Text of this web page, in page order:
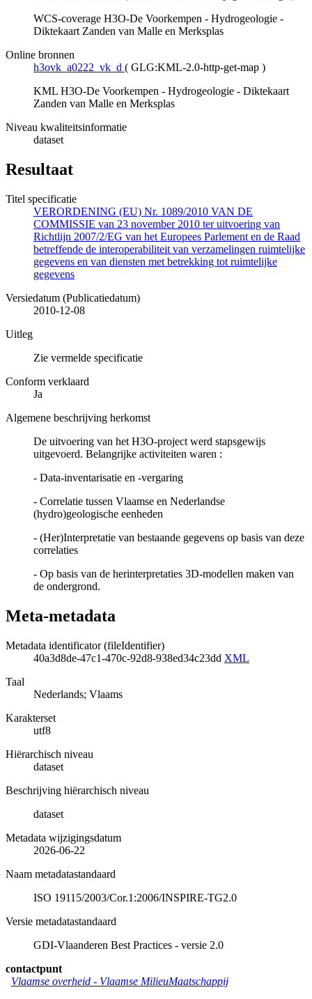
WCS-coverage H3O-De Voorkempen - Hydrogeologie -
Diktekaart Zanden van Malle en Merksplas
Online bronnen
h3ovk_a0222_vk_d ( GLG:KML-2.0-http-get-map )
KML H3O-De Voorkempen - Hydrogeologie - Diktekaart
Zanden van Malle en Merksplas
Niveau kwaliteitsinformatie
dataset
Resultaat
Titel specificatie
VERORDENING (EU) Nr. 1089/2010 VAN DE
COMMISSIE van 23 november 2010 ter uitvoering van
Richtlijn 2007/2/EG van het Europees Parlement en de Raad
betreffende de interoperabiliteit van verzamelingen ruimtelijke
gegevens en van diensten met betrekking tot ruimtelijke
gegevens
Versiedatum (Publicatiedatum)
2010-12-08
Uitleg
Zie vermelde specificatie
Conform verklaard
Ja
Algemene beschrijving herkomst
De uitvoering van het H3O-project werd stapsgewijs
uitgevoerd. Belangrijke activiteiten waren :
- Data-inventarisatie en -vergaring
- Correlatie tussen Vlaamse en Nederlandse
(hydro)geologische eenheden
- (Her)Interpretatie van bestaande gegevens op basis van deze
correlaties
- Op basis van de herinterpretaties 3D-modellen maken van
de ondergrond.
Meta-metadata
Metadata identificator (fileIdentifier)
40a3d8de-47c1-470c-92d8-938ed34c23dd XML
Taal
Nederlands; Vlaams
Karakterset
utf8
Hiërarchisch niveau
dataset
Beschrijving hiërarchisch niveau
dataset
Metadata wijzigingsdatum
2026-06-22
Naam metadatastandaard
ISO 19115/2003/Cor.1:2006/INSPIRE-TG2.0
Versie metadatastandaard
GDI-Vlaanderen Best Practices - versie 2.0
contactpunt
Vlaamse overheid - Vlaamse MilieuMaatschappij